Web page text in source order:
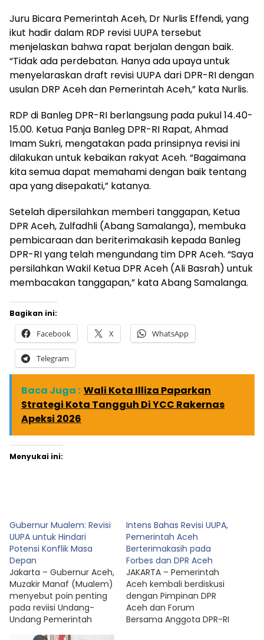
Juru Bicara Pemerintah Aceh, Dr Nurlis Effendi, yang
ikut hadir dalam RDP revisi UUPA tersebut
menjelaskan bahwa rapat berjalan dengan baik.
“Tidak ada perdebatan. Hanya ada upaya untuk
menyelaraskan draft revisi UUPA dari DPR-RI dengan
usulan DRP Aceh dan Pemerintah Aceh,” kata Nurlis.
RDP di Banleg DPR-RI berlangsung pada pukul 14.40-
15.00. Ketua Panja Banleg DPR-RI Rapat, Ahmad
Imam Sukri, mengatakan pada prinsipnya revisi ini
dilakukan untuk kebaikan rakyat Aceh. “Bagaimana
kita semua dapat memahami dengan baik tentang
apa yang disepakati,” katanya.
Setelah dipersilahkan memberi tanggapan, Ketua
DPR Aceh, Zulfadhli (Abang Samalanga), membuka
pembicaraan dan beriterimakasih kepada Banleg
DPR-RI yang telah mengundang tim DPR Aceh. “Saya
persilahkan Wakil Ketua DPR Aceh (Ali Basrah) untuk
membacakan tanggapan,” kata Abang Samalanga.
Bagikan ini:
Facebook X WhatsApp
Telegram
Baca Juga : Wali Kota Illiza Paparkan
Strategi Kota Tangguh Di YCC Rakernas
Apeksi 2026
Menyukai ini:
Gubernur Mualem: Revisi
UUPA untuk Hindari
Potensi Konflik Masa
Depan
Jakarta – Gubernur Aceh,
Muzakir Manaf (Mualem)
menyebut poin penting
pada reviisi Undang-
Undang Pemerintah
Intens Bahas Revisi UUPA,
Pemerintah Aceh
Berterimakasih pada
Forbes dan DPR Aceh
JAKARTA – Pemerintah
Aceh kembali berdiskusi
dengan Pimpinan DPR
Aceh dan Forum
Bersama Anggota DPR-RI